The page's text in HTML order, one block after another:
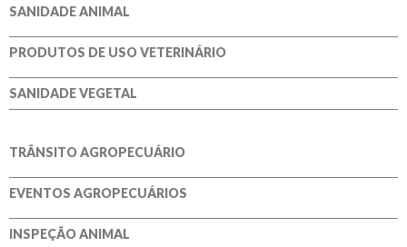
SANIDADE ANIMAL
PRODUTOS DE USO VETERINÁRIO
SANIDADE VEGETAL
TRÂNSITO AGROPECUÁRIO
EVENTOS AGROPECUÁRIOS
INSPEÇÃO ANIMAL